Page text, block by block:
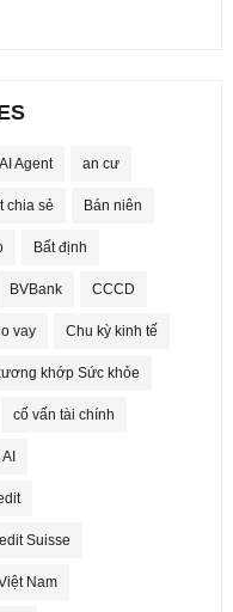
AI Agent an cư
chia sẻ Bán niên
Bất định
BVBank CCCD
vay Chu kỳ kinh tế
khớp Sức khỏe
cố vấn tài chính
Suisse
Nam